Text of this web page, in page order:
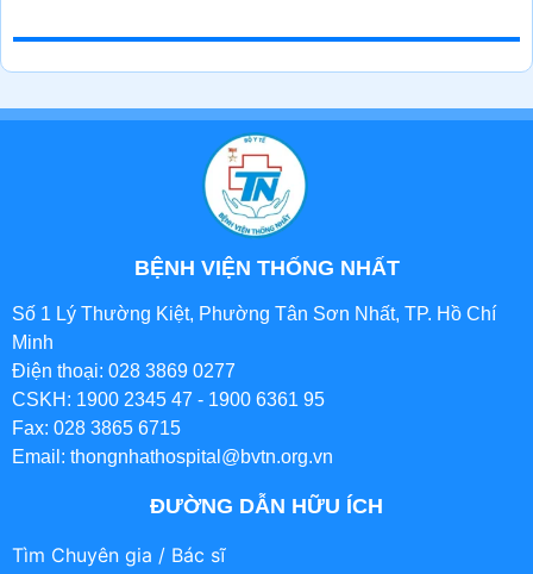
BỆNH VIỆN THỐNG NHẤT
Số 1 Lý Thường Kiệt, Phường Tân Sơn Nhất, TP. Hồ Chí
Minh
Điện thoại: 028 3869 0277
CSKH: 1900 2345 47 - 1900 6361 95
Fax: 028 3865 6715
Email: thongnhathospital@bvtn.org.vn
ĐƯỜNG DẪN HỮU ÍCH
Tìm Chuyên gia / Bác sĩ